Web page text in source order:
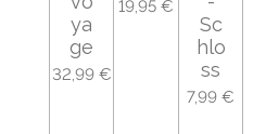
ya
ge
32,99 €
19,95 €
Sc
hlo
ss
7,99 €